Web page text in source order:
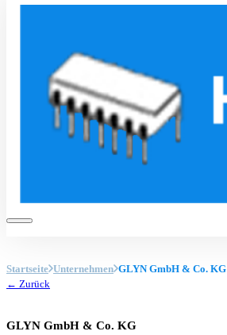
Startseite Unternehmen GLYN GmbH & Co. KG
← Zurück
GLYN GmbH & Co. KG